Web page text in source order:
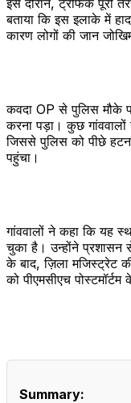
बताया कि इस इलाके में
कारण लोगों की जान
कवदा OP से पुलिस मौके
करना पड़ा। कुछ
जिससे पुलिस को पीछे
पहुंचा।
गांववालों ने कहा कि यह
चुका है। उन्होंने प्रशासन
के बाद, ज़िला
को पीएमसीएच
Summary: